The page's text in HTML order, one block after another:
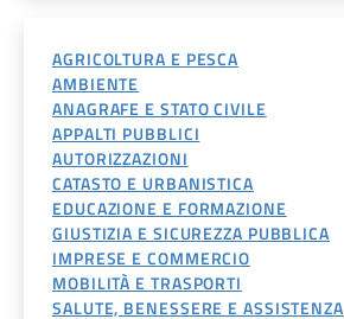
AGRICOLTURA E PESCA
AMBIENTE
ANAGRAFE E STATO CIVILE
APPALTI PUBBLICI
AUTORIZZAZIONI
CATASTO E URBANISTICA
EDUCAZIONE E FORMAZIONE
GIUSTIZIA E SICUREZZA PUBBLICA
IMPRESE E COMMERCIO
MOBILITÀ E TRASPORTI
SALUTE, BENESSERE E ASSISTENZA